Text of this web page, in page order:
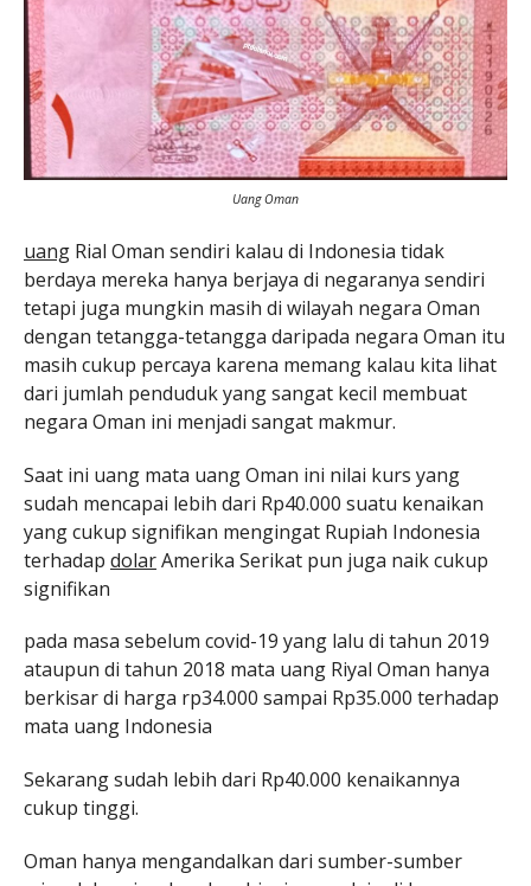
Uang Oman
uang Rial Oman sendiri kalau di Indonesia tidak
berdaya mereka hanya berjaya di negaranya sendiri
tetapi juga mungkin masih di wilayah negara Oman
dengan tetangga-tetangga daripada negara Oman itu
masih cukup percaya karena memang kalau kita lihat
dari jumlah penduduk yang sangat kecil membuat
negara Oman ini menjadi sangat makmur.
Saat ini uang mata uang Oman ini nilai kurs yang
sudah mencapai lebih dari Rp40.000 suatu kenaikan
yang cukup signifikan mengingat Rupiah Indonesia
terhadap dolarAmerika Serikat pun juga naik cukup
signifikan
pada masa sebelum covid-19 yang lalu di tahun 2019
ataupun di tahun 2018 mata uang Riyal Oman hanya
berkisar di harga rp34.000 sampai Rp35.000 terhadap
mata uang Indonesia
Sekarang sudah lebih dari Rp40.000 kenaikannya
cukup tinggi.
Oman hanya mengandalkan dari sumber-sumber